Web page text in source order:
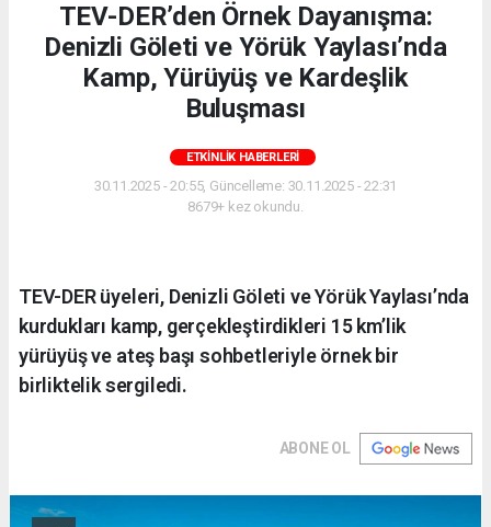
TEV-DER’den Örnek Dayanışma:
Denizli Göleti ve Yörük Yaylası’nda
Kamp, Yürüyüş ve Kardeşlik
Buluşması
ETKINLIK HABERLERI
30.11.2025 - 20:55, Güncelleme: 30.11.2025 - 22:31
8679+ kez okundu.
TEV-DER üyeleri, Denizli Göleti ve Yörük Yaylası’nda
kurdukları kamp, gerçekleştirdikleri 15 km’lik
yürüyüş ve ateş başı sohbetleriyle örnek bir
birliktelik sergiledi.
ABONE OL